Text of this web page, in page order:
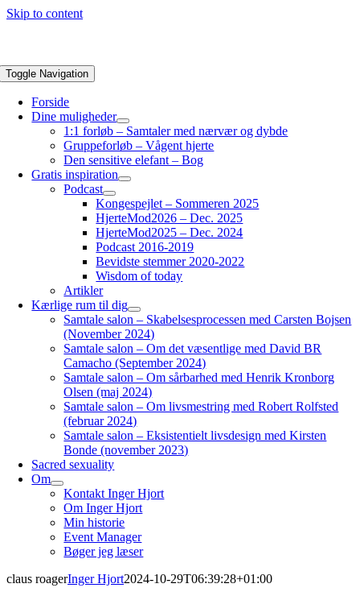
Skip to content
Toggle Navigation
Forside
Dine muligheder
1:1 forløb – Samtaler med nærvær og dybde
Gruppeforløb – Vågent hjerte
Den sensitive elefant – Bog
Gratis inspiration
Podcast
Kongespejlet – Sommeren 2025
HjerteMod2026 – Dec. 2025
HjerteMod2025 – Dec. 2024
Podcast 2016-2019
Bevidste stemmer 2020-2022
Wisdom of today
Artikler
Kærlige rum til dig
Samtale salon – Skabelsesprocessen med Carsten Bojsen
(November 2024)
Samtale salon – Om det væsentlige med David BR
Camacho (September 2024)
Samtale salon – Om sårbarhed med Henrik Kronborg
Olsen (maj 2024)
Samtale salon – Om livsmestring med Robert Rolfsted
(februar 2024)
Samtale salon – Eksistentielt livsdesign med Kirsten
Bonde (november 2023)
Sacred sexuality
Om
Kontakt Inger Hjort
Om Inger Hjort
Min historie
Event Manager
Bøger jeg læser
claus roagerInger Hjort2024-10-29T06:39:28+01:00